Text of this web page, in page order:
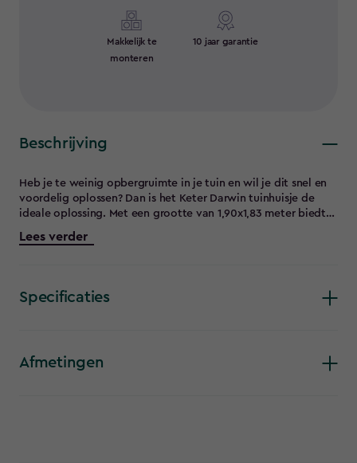
Makkelijk te
monteren
10 jaar garantie
Beschrijving
Heb je te weinig opbergruimte in je tuin en wil je dit snel en
voordelig oplossen? Dan is het Keter Darwin tuinhuisje de
ideale oplossing. Met een grootte van 1,90x1,83 meter biedt
de Darwin 66 volop ruimte voor fietsen, gereedschap en/of
tuinmeubelen. De dubbelwandige 16 mm panelen hebben een
beschermen je eigendommen tegen vocht. De Darwin is
uitgevoerd met 2 ramen voor daglicht. Het kunststof tuinhuis
Lees verder
Specificaties
Afmetingen